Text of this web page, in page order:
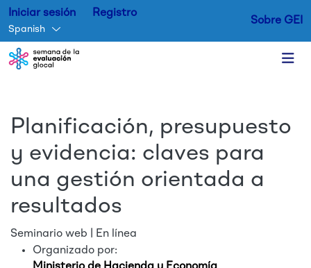
Iniciar sesión Registro
Spanish
Sobre GEI
Planificación, presupuesto
y evidencia: claves para
una gestión orientada a
resultados
Seminario web | En línea
Organizado por: